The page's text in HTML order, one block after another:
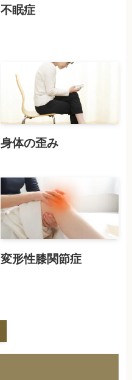
不眠症
身体の歪み
変形性膝関節症